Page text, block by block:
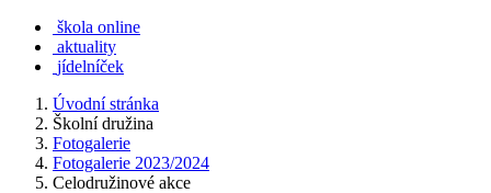
škola online
aktuality
jídelníček
Úvodní stránka
Školní družina
Fotogalerie
Fotogalerie 2023/2024
Celodružinové akce